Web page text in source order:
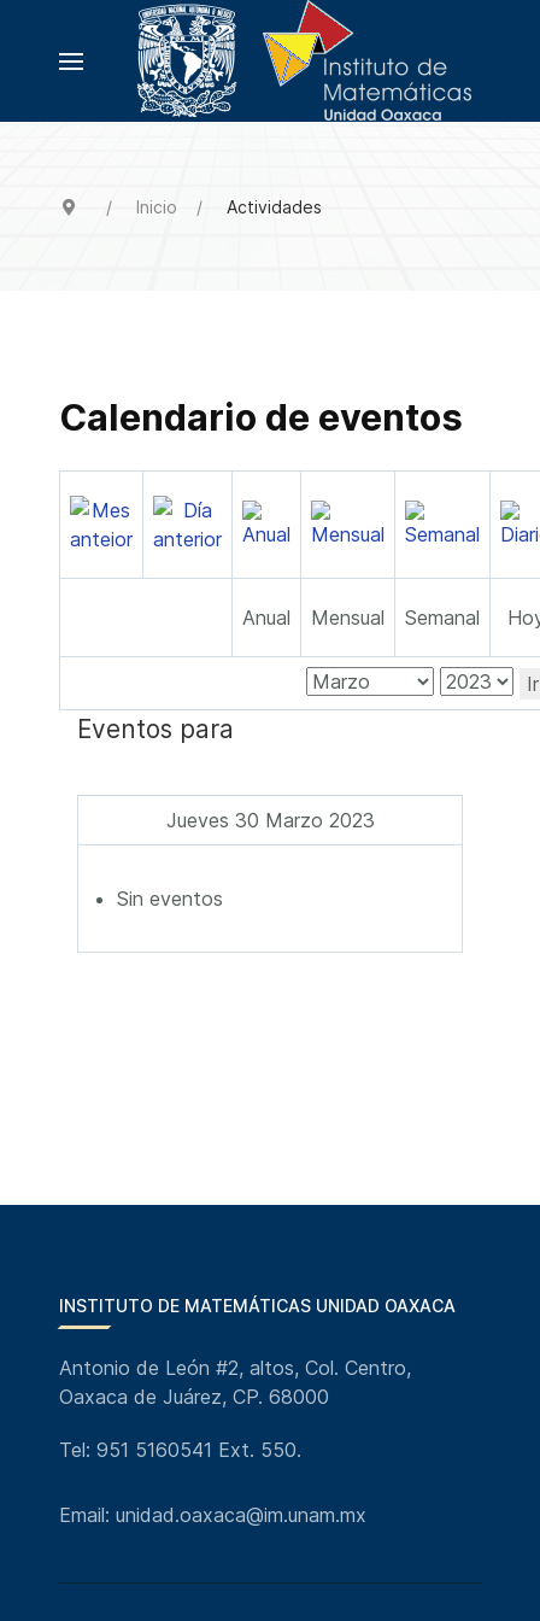
Inicio Actividades
Calendario de eventos
Anual Mensual Semanal
Eventos para
Jueves 30 Marzo 2023
Sin eventos
INSTITUTO DE MATEMÁTICAS UNIDAD OAXACA
Antonio de León #2, altos, Col. Centro,
Oaxaca de Juárez, CP. 68000
Tel: 951 5160541 Ext. 550.
Email: unidad.oaxaca@im.unam.mx